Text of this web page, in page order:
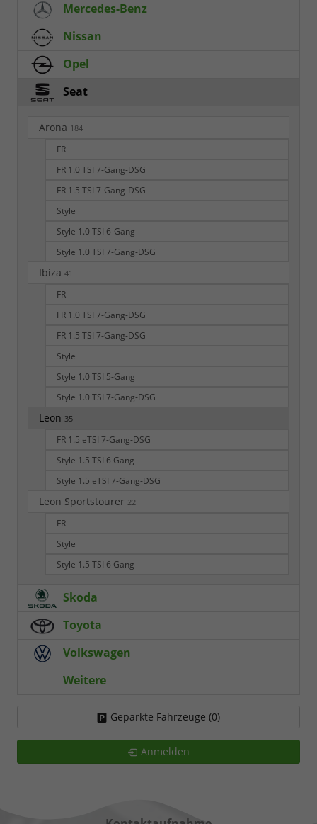
Mercedes-Benz
Nissan
Opel
Seat
Arona 184
FR
FR 1.0 TSI 7-Gang-DSG
FR 1.5 TSI 7-Gang-DSG
Style
Style 1.0 TSI 6-Gang
Style 1.0 TSI 7-Gang-DSG
Ibiza 41
FR
FR 1.0 TSI 7-Gang-DSG
FR 1.5 TSI 7-Gang-DSG
Style
Style 1.0 TSI 5-Gang
Style 1.0 TSI 7-Gang-DSG
Leon 35
FR 1.5 eTSI 7-Gang-DSG
Style 1.5 TSI 6 Gang
Style 1.5 eTSI 7-Gang-DSG
Leon Sportstourer 22
FR
Style
Style 1.5 TSI 6 Gang
Skoda
Toyota
Volkswagen
Weitere
Geparkte Fahrzeuge (0)
Anmelden